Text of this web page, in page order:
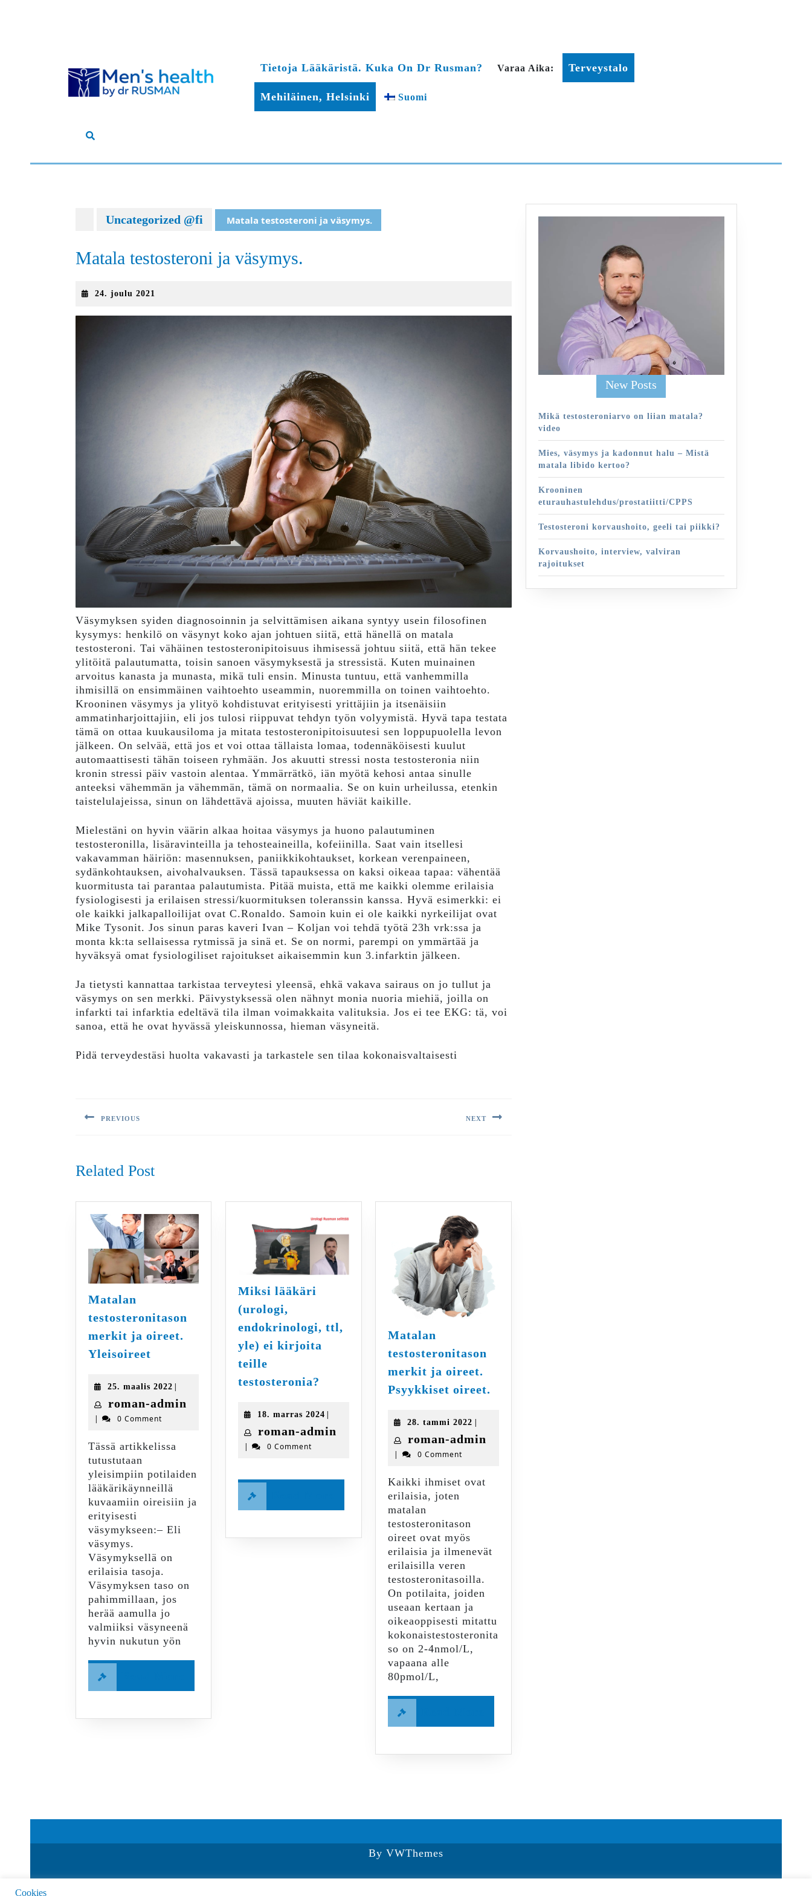
Tietoja Lääkäristä. Kuka On Dr Rusman? Varaa Aika: Terveystalo
Mehiläinen, Helsinki Suomi
Uncategorized @fi Matala testosteroni ja väsymys.
Matala testosteroni ja väsymys.
24. joulu 2021
Väsymyksen syiden diagnosoinnin ja selvittämisen aikana syntyy usein filosofinen
kysymys: henkilö on väsynyt koko ajan johtuen siitä, että hänellä on matala
testosteroni. Tai vähäinen testosteronipitoisuus ihmisessä johtuu siitä, että hän tekee
ylitöitä palautumatta, toisin sanoen väsymyksestä ja stressistä. Kuten muinainen
arvoitus kanasta ja munasta, mikä tuli ensin. Minusta tuntuu, että vanhemmilla
ihmisillä on ensimmäinen vaihtoehto useammin, nuoremmilla on toinen vaihtoehto.
Krooninen väsymys ja ylityö kohdistuvat erityisesti yrittäjiin ja itsenäisiin
ammatinharjoittajiin, eli jos tulosi riippuvat tehdyn työn volyymistä. Hyvä tapa testata
tämä on ottaa kuukausiloma ja mitata testosteronipitoisuutesi sen loppupuolella levon
jälkeen. On selvää, että jos et voi ottaa tällaista lomaa, todennäköisesti kuulut
automaattisesti tähän toiseen ryhmään. Jos akuutti stressi nosta testosteronia niin
kronin stressi päiv vastoin alentaa. Ymmärrätkö, iän myötä kehosi antaa sinulle
anteeksi vähemmän ja vähemmän, tämä on normaalia. Se on kuin urheilussa, etenkin
taistelulajeissa, sinun on lähdettävä ajoissa, muuten häviät kaikille.
Mielestäni on hyvin väärin alkaa hoitaa väsymys ja huono palautuminen
testosteronilla, lisäravinteilla ja tehosteaineilla, kofeiinilla. Saat vain itsellesi
vakavamman häiriön: masennuksen, paniikkikohtaukset, korkean verenpaineen,
sydänkohtauksen, aivohalvauksen. Tässä tapauksessa on kaksi oikeaa tapaa: vähentää
kuormitusta tai parantaa palautumista. Pitää muista, että me kaikki olemme erilaisia
fysiologisesti ja erilaisen stressi/kuormituksen toleranssin kanssa. Hyvä esimerkki: ei
ole kaikki jalkapalloilijat ovat C.Ronaldo. Samoin kuin ei ole kaikki nyrkeilijat ovat
Mike Tysonit. Jos sinun paras kaveri Ivan – Koljan voi tehdä työtä 23h vrk:ssa ja
monta kk:ta sellaisessa rytmissä ja sinä et. Se on normi, parempi on ymmärtää ja
hyväksyä omat fysiologiliset rajoitukset aikaisemmin kun 3.infarktin jälkeen.
Ja tietysti kannattaa tarkistaa terveytesi yleensä, ehkä vakava sairaus on jo tullut ja
väsymys on sen merkki. Päivystyksessä olen nähnyt monia nuoria miehiä, joilla on
infarkti tai infarktia edeltävä tila ilman voimakkaita valituksia. Jos ei tee EKG: tä, voi
sanoa, että he ovat hyvässä yleiskunnossa, hieman väsyneitä.
Pidä terveydestäsi huolta vakavasti ja tarkastele sen tilaa kokonaisvaltaisesti
PREVIOUS NEXT
Related Post
Matalan
testosteronitason
merkit ja oireet.
YleisoireetMatalan
testosteronitason
ja
oireet.
Yleisoireet
25. maalis 202225.
maalis
|
roman-admin
| 0 Comment
Tässä artikkelissa
tutustutaan
yleisimpiin potilaiden
lääkärikäynneillä
kuvaamiin oireisiin ja
erityisesti
väsymykseen:– Eli
väsymys.
Väsymyksellä on
erilaisia tasoja.
Väsymyksen taso on
pahimmillaan, jos
herää aamulla jo
valmiiksi väsyneenä
hyvin nukutun yön
More
Miksi lääkäri
(urologi,
endokrinologi, ttl,
yle) ei kirjoita
teille
testosteronia?
endokrinologi,
ttl,
kirjoita
testosteronia?
18. marras 202418.
marras
|
roman-admin
| 0 Comment
More
Matalan
testosteronitason
merkit ja oireet.
Psyykkiset oireet.
28. tammi 2022 28.
tammi
|
roman-admin
| 0 Comment
Kaikki ihmiset ovat
erilaisia, joten
matalan
testosteronitason
oireet ovat myös
erilaisia ja ilmenevät
erilaisilla veren
testosteronitasoilla.
On potilaita, joiden
useaan kertaan ja
oikeaoppisesti mitattu
kokonaistestosteronita
so on 2-4nmol/L,
vapaana alle
80pmol/L,
More
New Posts
Mikä testosteroniarvo on liian matala?
video
Mies, väsymys ja kadonnut halu – Mistä
matala libido kertoo?
Krooninen
eturauhastulehdus/prostatiitti/CPPS
Testosteroni korvaushoito, geeli tai piikki?
Korvaushoito, interview, valviran
rajoitukset
By VWThemes
Cookies